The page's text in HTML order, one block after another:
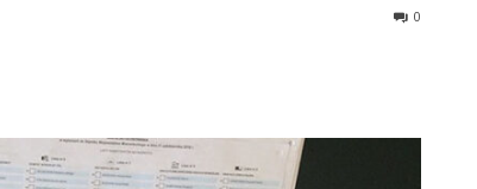
0